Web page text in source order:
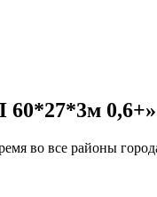
0,6+»
во все районы